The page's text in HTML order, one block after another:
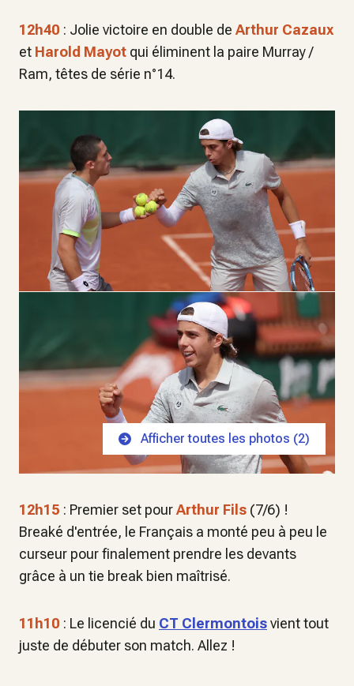
12h40 : Jolie victoire en double de Arthur Cazaux
et Harold Mayot qui éliminent la paire Murray /
Ram, têtes de série n°14.
Afficher toutes les photos (2)
12h15 : Premier set pourArthur Fils (7/6) !
Breaké d'entrée, le Français a monté peu à peu le
curseur pour finalement prendre les devants
grâce à un tie break bien maîtrisé.
11h10 : Le licencié du CT Clermontoisvient tout
juste de débuter son match. Allez !